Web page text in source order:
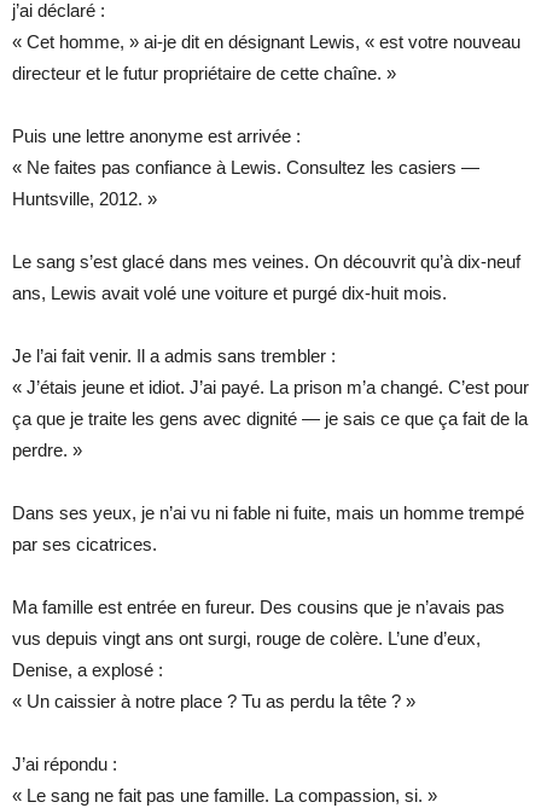
j’ai déclaré :
« Cet homme, » ai-je dit en désignant Lewis, « est votre nouveau
directeur et le futur propriétaire de cette chaîne. »
Puis une lettre anonyme est arrivée :
« Ne faites pas confiance à Lewis. Consultez les casiers —
Huntsville, 2012. »
Le sang s’est glacé dans mes veines. On découvrit qu’à dix-neuf
ans, Lewis avait volé une voiture et purgé dix-huit mois.
Je l’ai fait venir. Il a admis sans trembler :
« J’étais jeune et idiot. J’ai payé. La prison m’a changé. C’est pour
ça que je traite les gens avec dignité — je sais ce que ça fait de la
perdre. »
Dans ses yeux, je n’ai vu ni fable ni fuite, mais un homme trempé
par ses cicatrices.
Ma famille est entrée en fureur. Des cousins que je n’avais pas
vus depuis vingt ans ont surgi, rouge de colère. L’une d’eux,
Denise, a explosé :
« Un caissier à notre place ? Tu as perdu la tête ? »
J’ai répondu :
« Le sang ne fait pas une famille. La compassion, si. »